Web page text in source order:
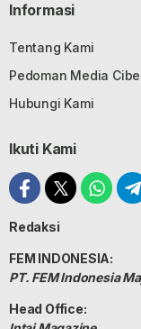
Informasi
Tentang Kami
Pedoman Media
Hubungi Kami
Ikuti Kami
Redaksi
FEM INDONESIA:
PT. FEM Indonesia
Head Office: